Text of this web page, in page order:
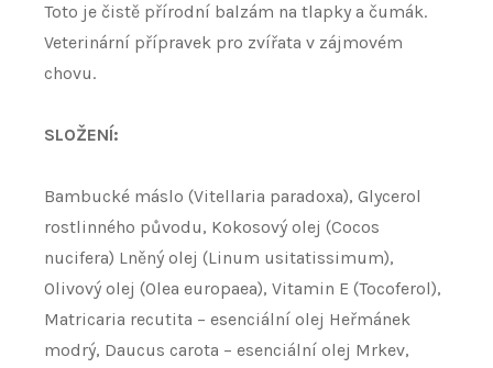
Toto je čistě přírodní balzám na tlapky a čumák.
Veterinární přípravek pro zvířata v zájmovém
chovu.
SLOŽENÍ:
Bambucké máslo (Vitellaria paradoxa), Glycerol
rostlinného původu, Kokosový olej (Cocos
nucifera) Lněný olej (Linum usitatissimum),
Olivový olej (Olea europaea), Vitamin E (Tocoferol),
Matricaria recutita – esenciální olej Heřmánek
modrý, Daucus carota – esenciální olej Mrkev,